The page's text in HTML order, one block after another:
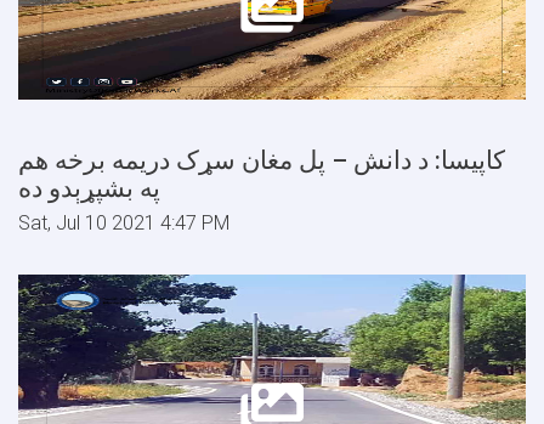
کاپیسا: د دانش – پل مغان سړک دریمه برخه هم
په بشپړېدو ده
Sat, Jul 10 2021 4:47 PM